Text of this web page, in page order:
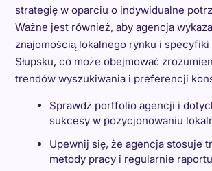
strategię w oparciu o indywidualne
Ważne jest również, aby agencja
znajomością lokalnego rynku i specyfiki
Słupsku, co może obejmować
trendów wyszukiwania i preferencji
Sprawdź portfolio agencji i
sukcesy w pozycjonowaniu
Upewnij się, że agencja stosuje
metody pracy i regularnie